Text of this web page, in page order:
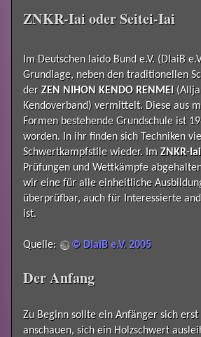
ZNKR-Iai oder Seitei-Iai
Im Deutschen Iaido Bund e.V. (DIaiB
Grundlage, neben den traditionellen
der ZEN NIHON KENDO RENMEI
Kendoverband) vermittelt. Diese aus
Formen bestehende Grundschule ist
worden. In ihr finden sich Techniken
Schwertkampfstile wieder. Im ZNKR-Iai
Prüfungen und Wettkämpfe
wir eine für alle einheitliche
überprüfbar, auch für Interessierte
ist.
Quelle: © DIaiB e.V. 2005
Der Anfang
Zu Beginn sollte ein Anfänger sich
anschauen, sich ein Holzschwert